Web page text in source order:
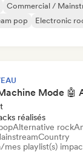
Commercial /
pop Electronic
réalisés
Alternative rock
Country
playlist(s)